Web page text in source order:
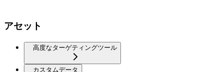
アセット
高度なターゲティングツール
カスタムデータ